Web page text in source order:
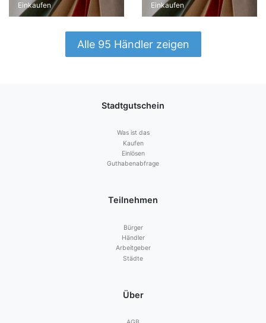
Einkaufen Einkaufen
Alle 95 Händler zeigen
Stadtgutschein
Was ist das
Kaufen
Einlösen
Guthabenabfrage
Teilnehmen
Bürger
Händler
Arbeitgeber
Städte
Über